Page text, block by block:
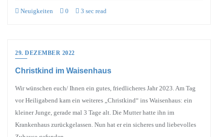
Neuigkeiten 0 3 sec read
29. DEZEMBER 2022
Christkind im Waisenhaus
Wir wünschen euch/ Ihnen ein gutes, friedlicheres Jahr 2023. Am Tag
vor Heiligabend kam ein weiteres „Christkind“ ins Waisenhaus: ein
kleiner Junge, gerade mal 3 Tage alt. Die Mutter hatte ihn im
Krankenhaus zurückgelassen. Nun hat er ein sicheres und liebevolles